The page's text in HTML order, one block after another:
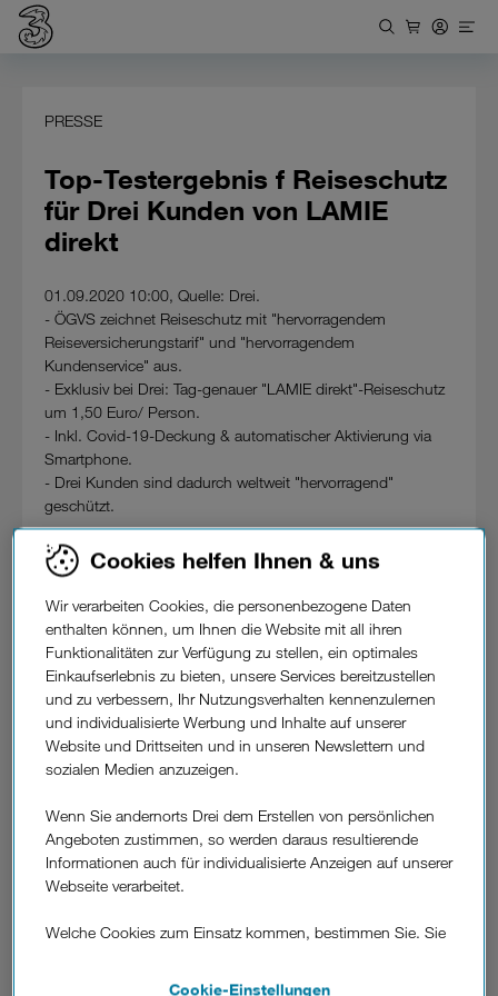
PRESSE
Top-Testergebnis f Reiseschutz
für Drei Kunden von LAMIE
direkt
01.09.2020 10:00, Quelle: Drei.
- ÖGVS zeichnet Reiseschutz mit "hervorragendem
Reiseversicherungstarif" und "hervorragendem
Kundenservice" aus.
- Exklusiv bei Drei: Tag-genauer "LAMIE direkt"-Reiseschutz
um 1,50 Euro/ Person.
- Inkl. Covid-19-Deckung & automatischer Aktivierung via
Smartphone.
- Drei Kunden sind dadurch weltweit "hervorragend"
geschützt.
Drei Kunden, die auch jetzt ins Ausland verreisen wollen,
genießen nicht nur einen besonders günstigen, sondern
hat die Österreichische Gesellschaft für Verbraucherstudien
(ÖGVS) den bei Drei erhältlichen automatischen Reise-
Versicherungsschutz von "LAMIE direkt" einem
unabhängigen Test unterzogen. Dabei erzielte dieser sowohl
in der Kategorie „"Reiseversicherungstarif" als auch im
"Kundenservice" jeweils die Bestnote "Hervorragend".
Im Rahmen der von der ÖGVS durchgeführten Zertifizierung
analysierten unabhängige Experten das
Kriterienkatalog der ÖGVS-Studie "Reiseversicherer 2019".
Drei CCO Rudi Schrefl: "Das Testergebnis bestätigt
eindrucksvoll, dass sich digitaler Komfort und exzellente
Ebenfalls sehr erfreut über die Auszeichnung istChristian
uns ganz wichtig, unseren Kunden einen exzellenten
Cookies helfen Ihnen & uns
Wir verarbeiten Cookies, die personenbezogene Daten
enthalten können, um Ihnen die Website mit all ihren
Funktionalitäten zur Verfügung zu stellen, ein optimales
Einkaufserlebnis zu bieten, unsere Services bereitzustellen
und zu verbessern, Ihr Nutzungsverhalten kennenzulernen
und individualisierte Werbung und Inhalte auf unserer
Website und Drittseiten und in unseren Newslettern und
sozialen Medien anzuzeigen.
Wenn Sie andernorts Drei dem Erstellen von persönlichen
Angeboten zustimmen, so werden daraus resultierende
Informationen auch für individualisierte Anzeigen auf unserer
Webseite verarbeitet.
Welche Cookies zum Einsatz kommen, bestimmen Sie. Sie
Cookie-Einstellungen